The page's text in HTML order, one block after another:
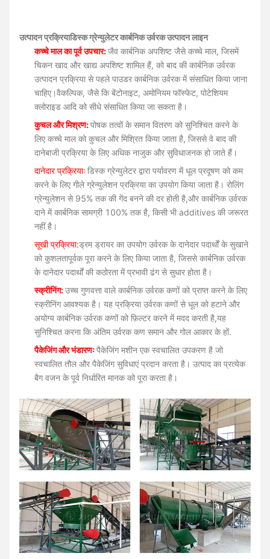
उत्पादन प्रक्रियाडिस्क ग्रेन्युलेटर कार्बनिक उर्वरक उत्पादन लाइन
कच्चे माल का पूर्व उपचार:जैव कार्बनिक अपशिष्ट जैसे कच्चे माल, जिसमें
चिकन खाद और खाद्य अपशिष्ट शामिल हैं, को बाद की कार्बनिक उर्वरक
उत्पादन प्रक्रिया से पहले पाउडर कार्बनिक उर्वरक में संसाधित किया जाना
चाहिए।वैकल्पिक, जैसे कि बेंटोनाइट, अमोनियम फॉस्फेट, पोटेशियम
क्लोराइड आदि को सीधे संसाधित किया जा सकता है।
कुचल और मिश्रण:पोषक तत्वों के समान वितरण को सुनिश्चित करने के
लिए कच्चे माल को कुचल और मिश्रित किया जाता है, जिससे वे बाद की
दानेबाजी प्रक्रिया के लिए अधिक नाजुक और सुविधाजनक हो जाते हैं।
दानेदार प्रक्रियाः डिस्क ग्रेन्युलेटर द्वारा पर्यावरण में धूल प्रदूषण को कम
करने के लिए गीले ग्रेन्युलेशन प्रक्रिया का उपयोग किया जाता है। रोलिंग
ग्रेन्युलेशन से 95% तक की गेंद बनने की दर होती है,और कार्बनिक उर्वरक
दाने में कार्बनिक सामग्री 100% तक है, किसी भी additives की जरूरत
नहीं है।
सूखी प्रक्रिया:ड्रम ड्रायर का उपयोग उर्वरक के दानेदार पदार्थों के सुखाने
को कुशलतापूर्वक पूरा करने के लिए किया जाता है, जिससे कार्बनिक उर्वरक
के दानेदार पदार्थों की कठोरता में प्रभावी ढंग से सुधार होता है।
स्क्रीनिंग:उच्च गुणवत्ता वाले कार्बनिक उर्वरक कणों को प्राप्त करने के लिए
स्क्रीनिंग आवश्यक है। यह प्रक्रिया उर्वरक कणों से धूल को हटाने और
अयोग्य कार्बनिक उर्वरक कणों को फ़िल्टर करने में मदद करती है,यह
सुनिश्चित करना कि अंतिम उर्वरक कण समान और गोल आकार के हों.
पैकेजिंग और भंडारणःपैकेजिंग मशीन एक स्वचालित उपकरण है जो
स्वचालित तौल और पैकेजिंग सुविधाएं प्रदान करता है। उत्पाद का प्रत्येक
बैग वजन के पूर्व निर्धारित मानक को पूरा करता है।